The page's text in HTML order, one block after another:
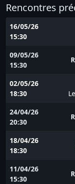
Rencontres
16/05/26
15:30
09/05/26
15:30
02/05/26
18:30
24/04/26
20:30
18/04/26
18:30
11/04/26
15:30